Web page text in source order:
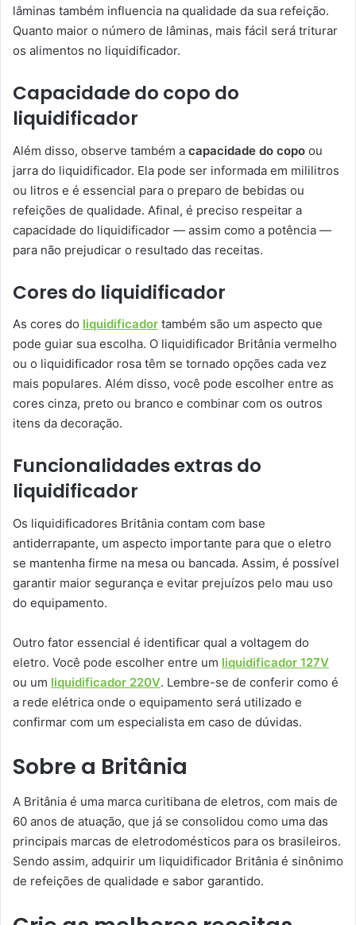
lâminas também influencia na qualidade da sua refeição.
Quanto maior o número de lâminas, mais fácil será triturar
os alimentos no liquidificador.
Capacidade do copo do
liquidificador
Além disso, observe também a capacidade do copo ou
jarra do liquidificador. Ela pode ser informada em mililitros
ou litros e é essencial para o preparo de bebidas ou
refeições de qualidade. Afinal, é preciso respeitar a
capacidade do liquidificador — assim como a potência —
para não prejudicar o resultado das receitas.
Cores do liquidificador
As cores do liquidificador também são um aspecto que
pode guiar sua escolha. O liquidificador Britânia vermelho
ou o liquidificador rosa têm se tornado opções cada vez
mais populares. Além disso, você pode escolher entre as
cores cinza, preto ou branco e combinar com os outros
itens da decoração.
Funcionalidades extras do
liquidificador
Os liquidificadores Britânia contam com base
antiderrapante, um aspecto importante para que o eletro
se mantenha firme na mesa ou bancada. Assim, é possível
garantir maior segurança e evitar prejuízos pelo mau uso
do equipamento.
Outro fator essencial é identificar qual a voltagem do
eletro. Você pode escolher entre um liquidificador 127V
ou um liquidificador 220V. Lembre-se de conferir como é
a rede elétrica onde o equipamento será utilizado e
confirmar com um especialista em caso de dúvidas.
Sobre a Britânia
A Britânia é uma marca curitibana de eletros, com mais de
60 anos de atuação, que já se consolidou como uma das
principais marcas de eletrodomésticos para os brasileiros.
Sendo assim, adquirir um liquidificador Britânia é sinônimo
de refeições de qualidade e sabor garantido.